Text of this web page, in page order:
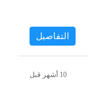
التفاصيل